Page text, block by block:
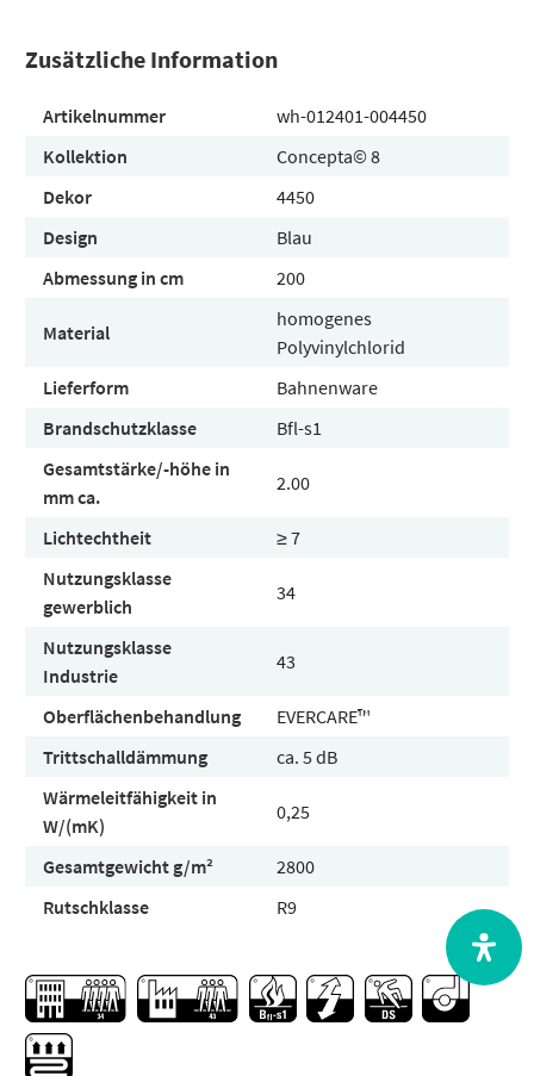
Zusätzliche Information
Artikelnummer
wh-012401-004450
Kollektion
Concepta© 8
Dekor
4450
Design
Blau
Abmessung in cm
200
Material
homogenes
Polyvinylchlorid
Lieferform
Bahnenware
Brandschutzklasse
Bfl-s1
Gesamtstärke/-höhe in
mm ca.
2.00
Lichtechtheit
≥ 7
Nutzungsklasse
gewerblich
34
Nutzungsklasse
Industrie
43
Oberflächenbehandlung
EVERCARE™
Trittschalldämmung
ca. 5 dB
Wärmeleitfähigkeit in
W/(mK)
0,25
Gesamtgewicht g/m²
2800
Rutschklasse
R9